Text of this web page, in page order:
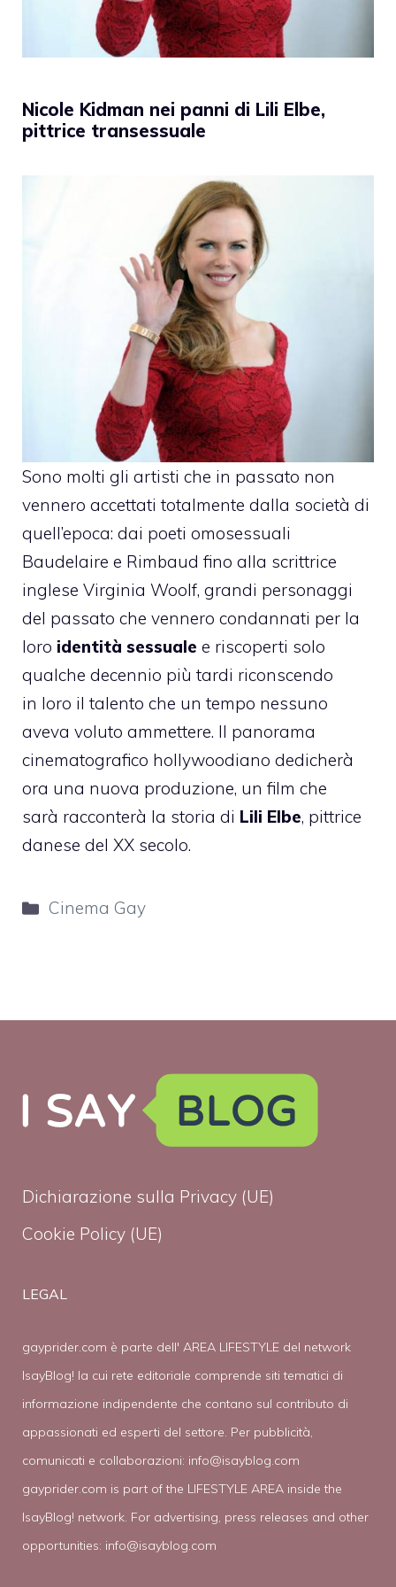
Nicole Kidman nei panni di Lili Elbe,
pittrice transessuale
Sono molti gli artisti che in passato non
vennero accettati totalmente dalla società di
quell’epoca: dai poeti omosessuali
Baudelaire e Rimbaud fino alla scrittrice
inglese Virginia Woolf, grandi personaggi
del passato che vennero condannati per la
loro identità sessuale e riscoperti solo
qualche decennio più tardi riconscendo
in loro il talento che un tempo nessuno
aveva voluto ammettere. Il panorama
cinematografico hollywoodiano dedicherà
ora una nuova produzione, un film che
sarà racconterà la storia di Lili Elbe, pittrice
danese del XX secolo.
Categorie
Cinema Gay
Dichiarazione sulla Privacy (UE)
Cookie Policy (UE)
LEGAL
gayprider.com è parte dell' AREA LIFESTYLE del network
IsayBlog! la cui rete editoriale comprende siti tematici di
informazione indipendente che contano sul contributo di
appassionati ed esperti del settore. Per pubblicità,
comunicati e collaborazioni: info@isayblog.com
gayprider.com is part of the LIFESTYLE AREA inside the
IsayBlog! network. For advertising, press releases and other
opportunities: info@isayblog.com